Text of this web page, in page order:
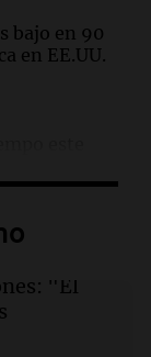
bajo en 90
en EE.UU.
"El